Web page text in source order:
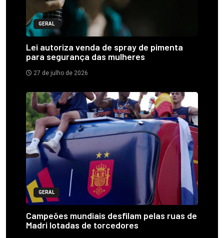
GERAL
Lei autoriza venda de spray de pimenta
para segurança das mulheres
27 de julho de 2026
GERAL
Campeões mundiais desfilam pelas ruas de
Madri lotadas de torcedores